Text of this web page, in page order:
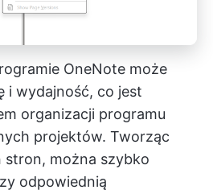
OneNote może
i wydajność, co jest
organizacji programu
projektów. Tworząc
stron, można szybko
odpowiednią